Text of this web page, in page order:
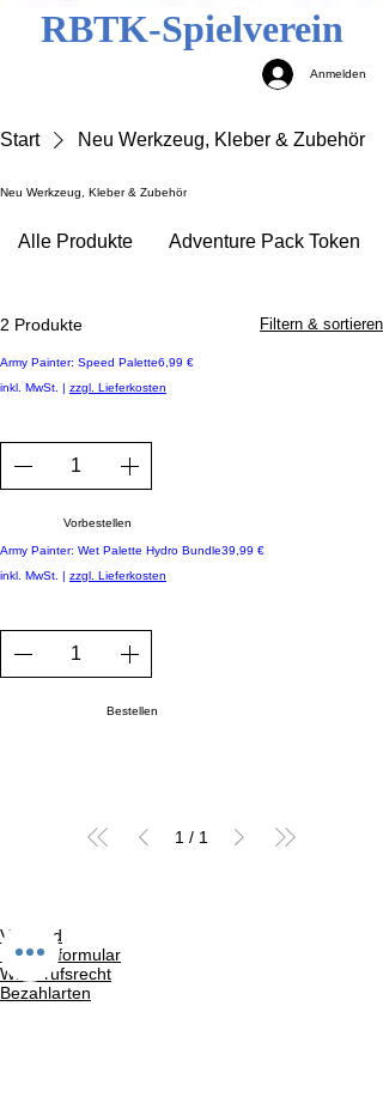
RBTK-Spielverein
Anmelden
Start Neu Werkzeug, Kleber & Zubehör
Neu Werkzeug, Kleber & Zubehör
Alle Produkte Adventure Pack Token
2 Produkte Filtern & sortieren
Neuheit - Vorbestellbar
Army Painter: Speed PalettePreis
6,99 €
inkl. MwSt. | zzgl. Lieferkosten
Vorbestellen
Army Painter: Wet Palette Hydro BundlePreis
39,99 €
inkl. MwSt. | zzgl. Lieferkosten
Bestellen
1 / 1
Versand
Kontaktformular
Widerrufsrecht
Bezahlarten